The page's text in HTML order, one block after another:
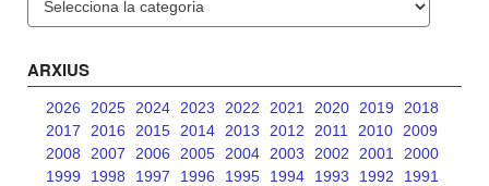
ARXIUS
2026 2025 2024 2023 2022 2021 2020 2019
2018
2017
2016 2015 2014 2013 2012 2011 2010
2009
2008
2007 2006 2005 2004 2003 2002 2001
2000
1999
1998 1997 1996 1995 1994 1993 1992
1991